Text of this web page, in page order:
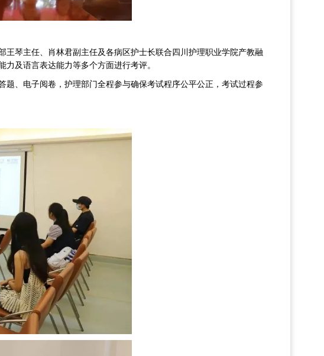
琴主任、肖林君副主任及各病区护士长联合四川护理职业学院产教融
及语言表达能力等多个方面进行考评。
、电子阅卷，护理部门全程参与确保考试程序公平公正，考试过程参